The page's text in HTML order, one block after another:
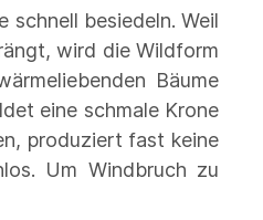
schnell besiedeln. Weil
wird die Wildform
Bäume
eine schmale Krone
produziert fast keine
Um Windbruch zu